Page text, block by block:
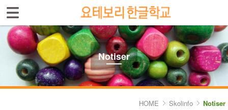
Notiser
HOME Skolinfo Notiser
Sign In
Select language
Introduktion av skolan
Skolinfo